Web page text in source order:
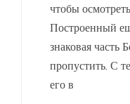
чтобы
Построенный
знаковая часть
пропустить. С
его в